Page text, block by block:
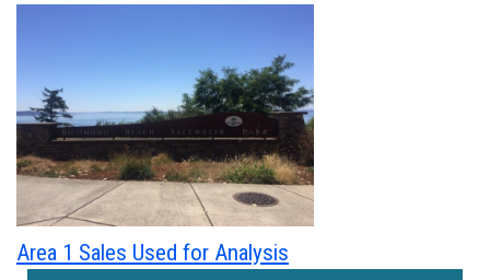
Area 1 Sales Used for Analysis